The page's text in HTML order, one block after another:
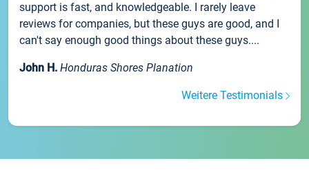
support is fast, and knowledgeable. I rarely leave
reviews for companies, but these guys are good, and I
can't say enough good things about these guys....
John H. Honduras Shores Planation
Weitere Testimonials